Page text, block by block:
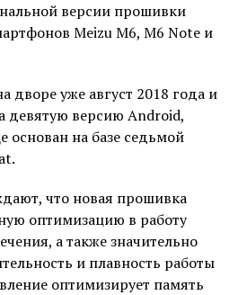
версии прошивки
Meizu M6, M6 Note и
дворе уже август 2018 года и
девятую версию Android,
основан на базе седьмой
что новая прошивка
оптимизацию в работу
а также значительно
и плавность работы
оптимизирует память